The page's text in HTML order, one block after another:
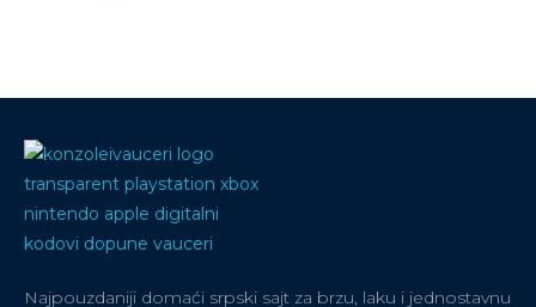
Najpouzdaniji domaći srpski sajt za brzu, laku i jednostavnu